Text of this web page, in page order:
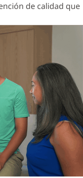
de calidad que